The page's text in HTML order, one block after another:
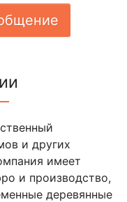
и других
имеет
и производство,
деревянные